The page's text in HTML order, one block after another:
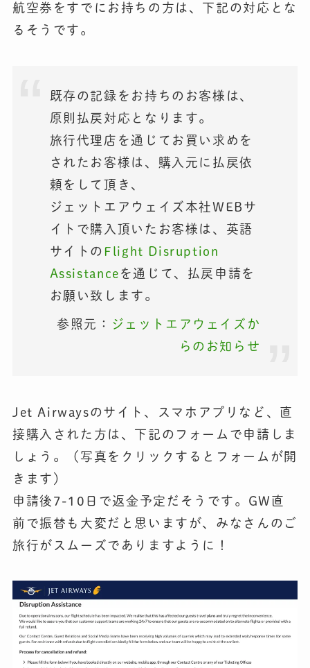
航空券をすでにお持ちの方は、下記の対応とな
るそうです。
既存の記録をお持ちのお客様は、
原則払戻対応となります。
旅行代理店を通じてお買い求めを
されたお客様は、購入元に払戻依
頼をして頂き、
ジェットエアウェイズ本社WEBサ
イトで購入頂いたお客様は、英語
サイトの Flight Disruption
Assistance を通じて、払戻申請を
お願い致します。
参照元：
ジェットエアウェイズか
らのお知らせ
Jet Airwaysのサイト、スマホアプリなど、直
接購入された方は、下記のフォームで申請しま
しょう。（写真をクリックするとフォームが開
きます）
申請後 7-10日で返金予定 だそうです。GW直
前で振替も大変だと思いますが、みなさんのご
旅行がスムーズでありますように！